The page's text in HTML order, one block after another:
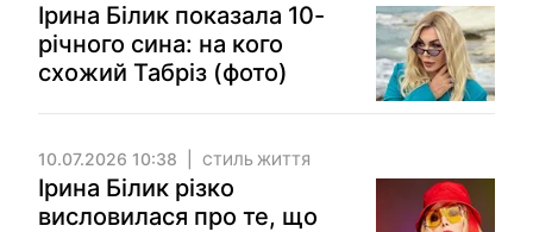
Ірина Білик показала 10-
річного сина: на кого
схожий Табріз (фото)
10.07.2026 10:38 СТИЛЬ ЖИТТЯ
Ірина Білик різко
висловилася про те, що